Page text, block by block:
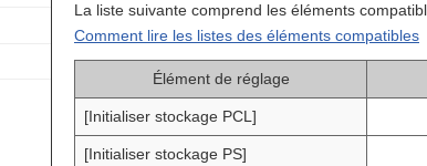
La liste suivante comprend les éléments
Comment lire les listes des éléments compatibles
Élément de réglage
[Initialiser stockage PCL]
[Initialiser stockage PS]